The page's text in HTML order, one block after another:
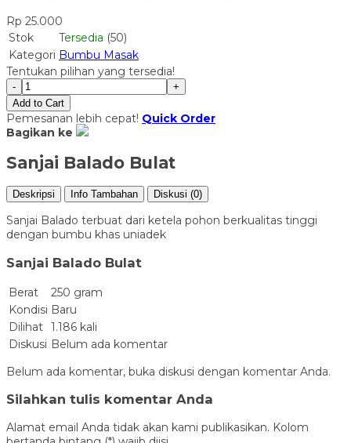
Rp 25.000
Stok
Tersedia (50)
Kategori Bumbu Masak
Tentukan pilihan yang tersedia!
-
+
Add to Cart
Pemesanan lebih cepat! Quick Order
Bagikan ke
Sanjai Balado Bulat
Deskripsi Info Tambahan Diskusi (0)
Sanjai Balado terbuat dari ketela pohon berkualitas tinggi
dengan bumbu khas uniadek
Sanjai Balado Bulat
Berat
250 gram
Kondisi Baru
Dilihat 1.186 kali
Diskusi Belum ada komentar
Belum ada komentar, buka diskusi dengan komentar Anda.
Silahkan tulis komentar Anda
Alamat email Anda tidak akan kami publikasikan. Kolom